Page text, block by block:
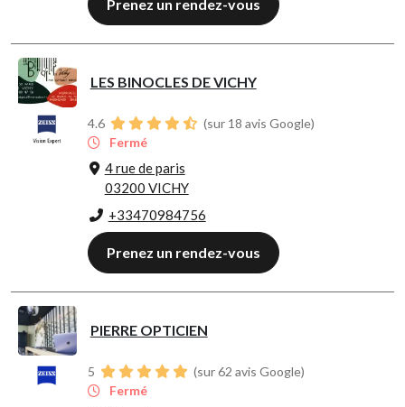
Prenez un rendez-vous
LES BINOCLES DE VICHY
4.6
(sur 18 avis Google)
Fermé
4 rue de paris
03200 VICHY
+33470984756
Prenez un rendez-vous
PIERRE OPTICIEN
5
(sur 62 avis Google)
Fermé